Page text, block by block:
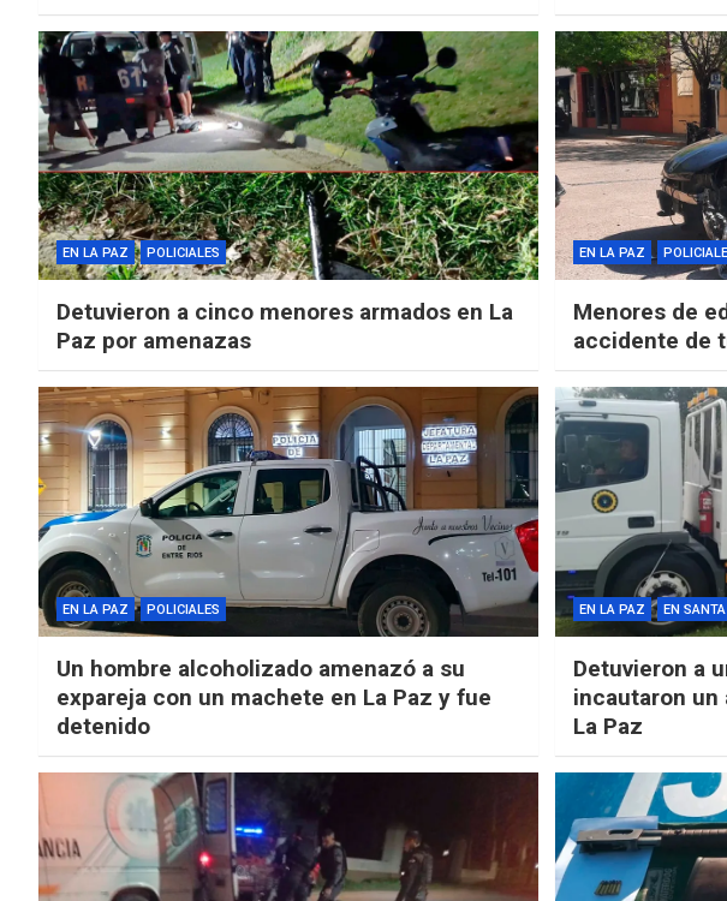
EN LA PAZ POLICIALES
Detuvieron a cinco menores armados en La
Paz por amenazas
EN LA PAZ
Menores de
accidente de
EN LA PAZ POLICIALES
Un hombre alcoholizado amenazó a su
expareja con un machete en La Paz y fue
detenido
EN LA PAZ EN
Detuvieron a
incautaron
La Paz